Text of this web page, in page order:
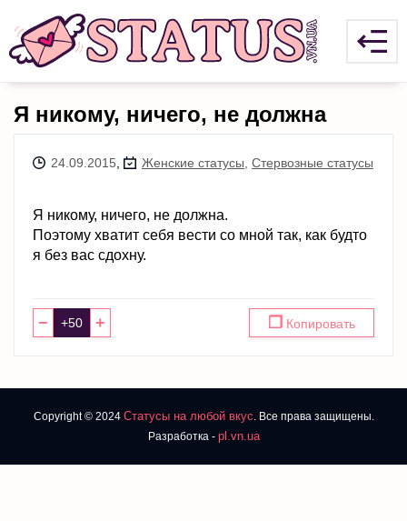
Я никому, ничего, не должна
24.09.2015 Женские статусы Стервозные статусы
Я никому, ничего, не должна.
Поэтому хватит себя вести со мной так, как будто
я без вас сдохну.
− + ❐ Копировать
Copyright © 2024 Статусы на любой вкус. Все права защищены.
Разработка - pl.vn.ua